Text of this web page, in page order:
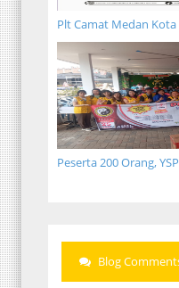
Plt Camat Medan Kota
Peserta 200 Orang,
Blog